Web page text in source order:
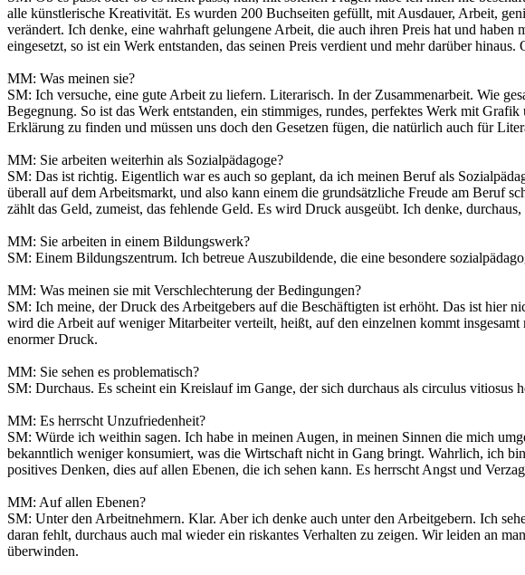
alle künstlerische Kreativität. Es wurden 200 Buchseiten gefüllt, mit Ausdauer, Arbeit,
verändert. Ich denke, eine wahrhaft gelungene Arbeit, die auch ihren Preis hat und
eingesetzt, so ist ein Werk entstanden, das seinen Preis verdient und mehr darüber
MM: Was meinen sie?
SM: Ich versuche, eine gute Arbeit zu liefern. Literarisch. In der Zusammenarbeit. Wie
Begegnung. So ist das Werk entstanden, ein stimmiges, rundes, perfektes Werk mit
Erklärung zu finden und müssen uns doch den Gesetzen fügen, die natürlich auch für
MM: Sie arbeiten weiterhin als Sozialpädagoge?
SM: Das ist richtig. Eigentlich war es auch so geplant, da ich meinen Beruf als
überall auf dem Arbeitsmarkt, und also kann einem die grundsätzliche Freude am Beruf
zählt das Geld, zumeist, das fehlende Geld. Es wird Druck ausgeübt. Ich denke,
MM: Sie arbeiten in einem Bildungswerk?
SM: Einem Bildungszentrum. Ich betreue Auszubildende, die eine besondere
MM: Was meinen sie mit Verschlechterung der Bedingungen?
SM: Ich meine, der Druck des Arbeitgebers auf die Beschäftigten ist erhöht. Das ist hier
wird die Arbeit auf weniger Mitarbeiter verteilt, heißt, auf den einzelnen kommt
enormer Druck.
MM: Sie sehen es problematisch?
SM: Durchaus. Es scheint ein Kreislauf im Gange, der sich durchaus als circulus vitiosus
MM: Es herrscht Unzufriedenheit?
SM: Würde ich weithin sagen. Ich habe in meinen Augen, in meinen Sinnen die mich
bekanntlich weniger konsumiert, was die Wirtschaft nicht in Gang bringt. Wahrlich, ich
positives Denken, dies auf allen Ebenen, die ich sehen kann. Es herrscht Angst und
MM: Auf allen Ebenen?
SM: Unter den Arbeitnehmern. Klar. Aber ich denke auch unter den Arbeitgebern. Ich
daran fehlt, durchaus auch mal wieder ein riskantes Verhalten zu zeigen. Wir leiden an
überwinden.